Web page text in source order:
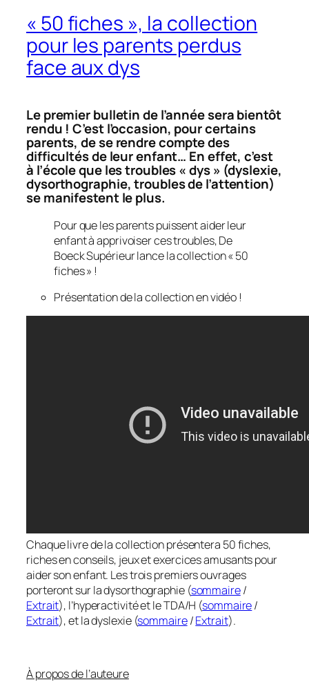
« 50 fiches », la collection
pour les parents perdus
face aux dys
Le premier bulletin de l’année sera bientôt
rendu ! C’est l’occasion, pour certains
parents, de se rendre compte des
difficultés de leur enfant… En effet, c’est
à l’école que les troubles « dys » (dyslexie,
dysorthographie, troubles de l’attention)
se manifestent le plus.
Pour que les parents puissent aider leur
enfant à apprivoiser ces troubles, De
Boeck Supérieur lance la collection «50
fiches» !
Présentation de la collection en vidéo !
Chaque livre de la collection présentera 50 fiches,
riches en conseils, jeux et exercices amusants pour
aider son enfant. Les trois premiers ouvrages
porteront sur la dysorthographie (sommaire/
Extrait), l’hyperactivité et le TDA/H (sommaire/
Extrait), et la dyslexie (sommaire/Extrait).
À propos de l’auteure